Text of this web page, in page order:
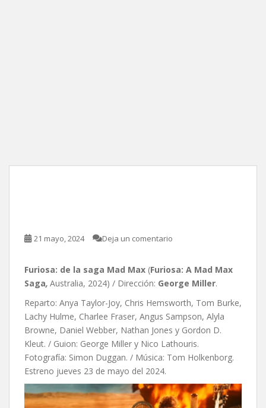
21 mayo, 2024 Deja un comentario
Furiosa: de la saga Mad Max (Furiosa: A Mad Max
Saga, Australia, 2024) / Dirección: George Miller.
Reparto: Anya Taylor-Joy, Chris Hemsworth, Tom Burke,
Lachy Hulme, Charlee Fraser, Angus Sampson, Alyla
Browne, Daniel Webber, Nathan Jones y Gordon D.
Kleut. / Guion: George Miller y Nico Lathouris.
Fotografía: Simon Duggan. / Música: Tom Holkenborg.
Estreno jueves 23 de mayo del 2024.